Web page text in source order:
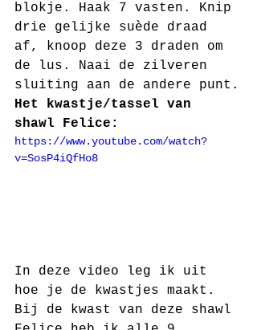
blokje. Haak 7 vasten. Knip
drie gelijke suède draad
af, knoop deze 3 draden om
de lus. Naai de zilveren
sluiting aan de andere punt.
Het kwastje/tassel van
shawl Felice:
https://www.youtube.com/watch?
v=SosP4iQfHo8
In deze video leg ik uit
hoe je de kwastjes maakt.
Bij de kwast van deze shawl